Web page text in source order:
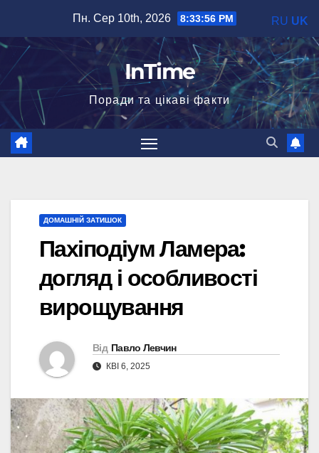
вмісту
Пн. Сер 10th, 2026 8:33:58 PM
InTime
Поради та цікаві факти
ДОМАШНІЙ ЗАТИШОК
Пахіподіум Ламера:
догляд і особливості
вирощування
Від Павло Левчин
КВІ 6, 2025
RU UK